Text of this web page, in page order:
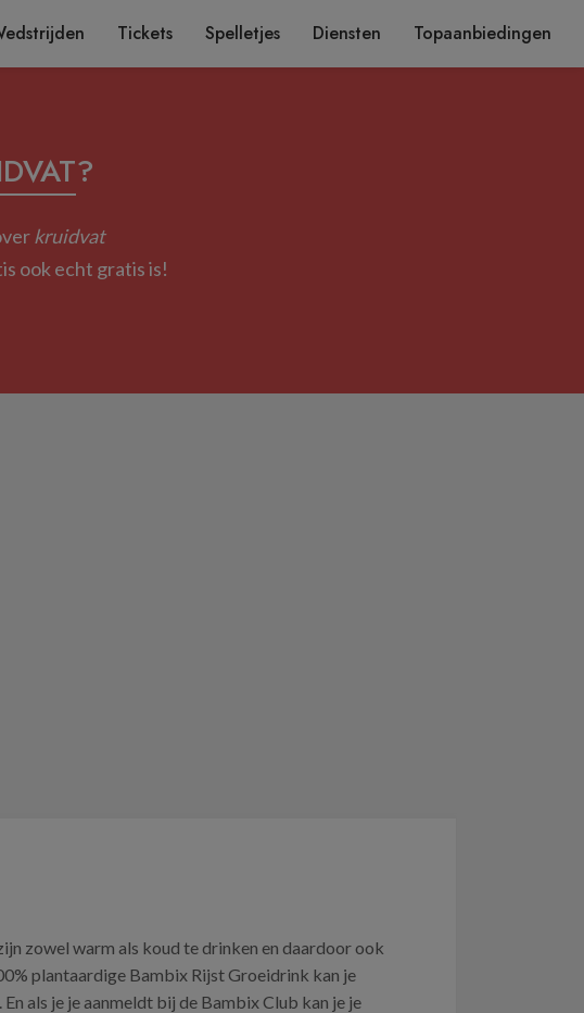
Tickets Spelletjes Diensten Topaanbiedingen
?
kruidvat
ook echt gratis is!
zowel warm als koud te drinken en daardoor ook
plantaardige Bambix Rijst Groeidrink kan je
als je je aanmeldt bij de Bambix Club kan je je